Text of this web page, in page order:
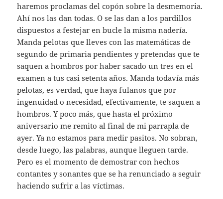
haremos proclamas del copón sobre la desmemoria.
Ahí nos las dan todas. O se las dan a los pardillos
dispuestos a festejar en bucle la misma nadería.
Manda pelotas que lleves con las matemáticas de
segundo de primaria pendientes y pretendas que te
saquen a hombros por haber sacado un tres en el
examen a tus casi setenta años. Manda todavía más
pelotas, es verdad, que haya fulanos que por
ingenuidad o necesidad, efectivamente, te saquen a
hombros. Y poco más, que hasta el próximo
aniversario me remito al final de mi parrapla de
ayer. Ya no estamos para medir pasitos. No sobran,
desde luego, las palabras, aunque lleguen tarde.
Pero es el momento de demostrar con hechos
contantes y sonantes que se ha renunciado a seguir
haciendo sufrir a las víctimas.